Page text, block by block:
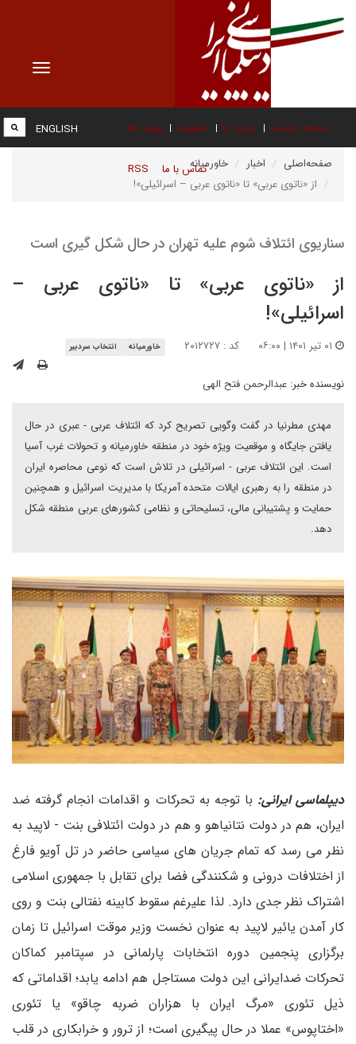
Toggle
صفحه نخست درباره ما عضویت پیوند ها
تماس با ما RSS
ENGLISH
صفحه‌اصلی اخبار
خاورمیانه
از «ناتوی عربی» تا «ناتوی عربی – اسرائیلی»!
سناریوی ائتلاف شوم علیه تهران در حال شکل گیری است
از «ناتوی عربی» تا «ناتوی عربی –
اسرائیلی»!
کد : ۲۰۱۲۷۲۷ خاورمیانه انتخاب سردبیر
نویسنده خبر: عبدالرحمن فتح الهی
مهدی مطرنیا در گفت وگویی تصریح کرد که ائتلاف عربی - عبری در حال
یافتن جایگاه و موقعیت ویژه خود در منطقه خاورمیانه و تحولات غرب آسیا
است. این ائتلاف عربی - اسرائیلی در تلاش است که نوعی محاصره ایران
در منطقه را به رهبری ایالات متحده آمریکا با مدیریت اسرائیل و همچنین
حمایت و پشتیبانی مالی، تسلیحاتی و نظامی کشورهای عربی منطقه شکل
دهد.
دیپلماسی ایرانی: با توجه به تحرکات و اقدامات انجام گرفته ضد
ایران، هم در دولت نتانیاهو و هم در دولت ائتلافی بنت - لاپید به
نظر می رسد که تمام جریان های سیاسی حاضر در تل آویو فارغ
از اختلافات درونی و شکنندگی فضا برای تقابل با جمهوری اسلامی
اشتراک نظر جدی دارد. لذا علیرغم سقوط کابینه نفتالی بنت و روی
کار آمدن یائیر لاپید به عنوان نخست وزیر موقت اسرائیل تا زمان
برگزاری پنجمین دوره انتخابات پارلمانی در سپتامبر کماکان
تحرکات ضدایرانی این دولت مستاجل هم ادامه یابد؛ اقداماتی که
ذیل تئوری «مرگ ایران با هزاران ضربه چاقو» یا تئوری
«اختاپوس» عملا در حال پیگیری است؛ از ترور و خرابکاری در قلب